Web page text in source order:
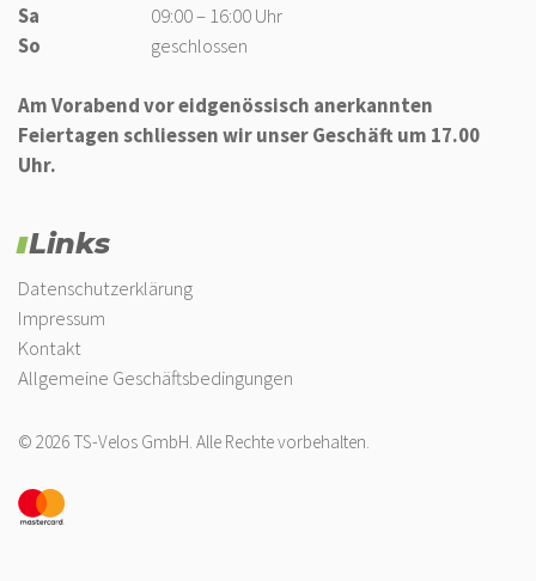
Sa
09:00 – 16:00 Uhr
So
geschlossen
Am Vorabend vor eidgenössisch anerkannten
Feiertagen schliessen wir unser Geschäft um 17.00
Uhr.
Links
Datenschutzerklärung
Impressum
Kontakt
Allgemeine Geschäftsbedingungen
© 2026 TS-Velos GmbH. Alle Rechte vorbehalten.